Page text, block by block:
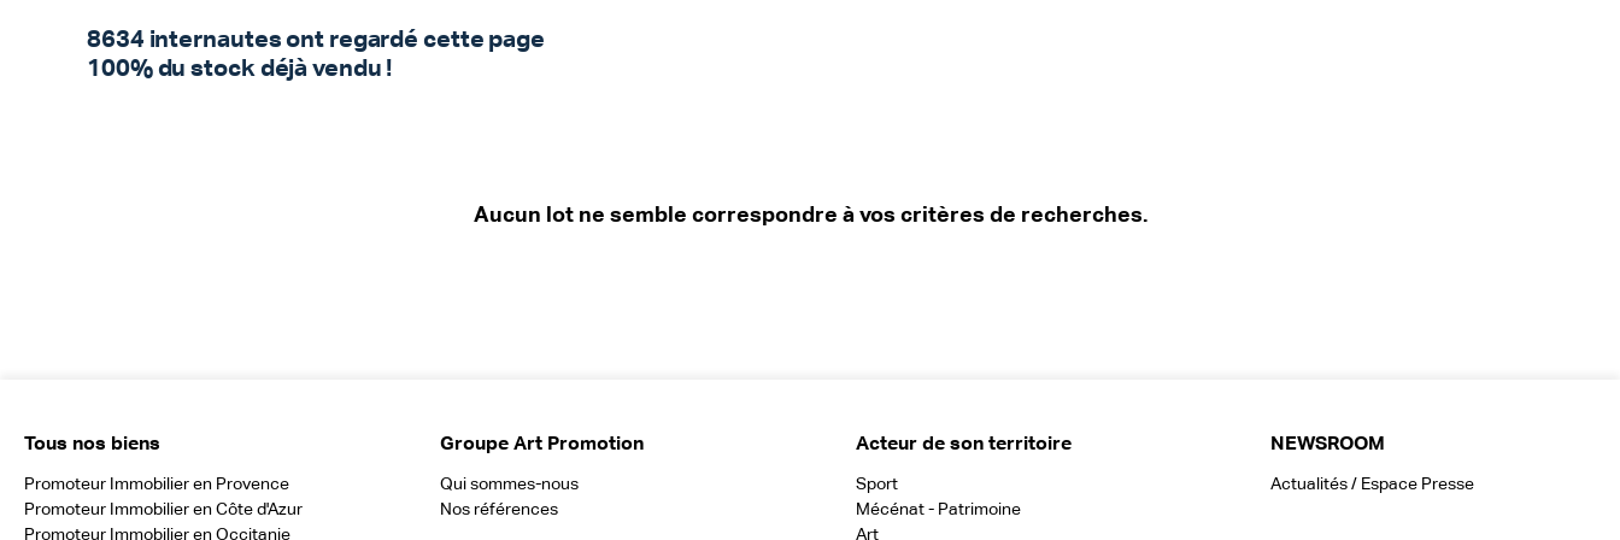
8634 internautes ont regardé cette page
100% du stock déjà vendu !
Aucun lot ne semble correspondre à vos critères de recherches.
Tous nos biens
Promoteur Immobilier en Provence
Promoteur Immobilier en Côte d'Azur
Promoteur Immobilier en Occitanie
Groupe Art Promotion
Qui sommes-nous
Nos références
Acteur de son territoire
Sport
Mécénat - Patrimoine
Art
NEWSROOM
Actualités / Espace Presse